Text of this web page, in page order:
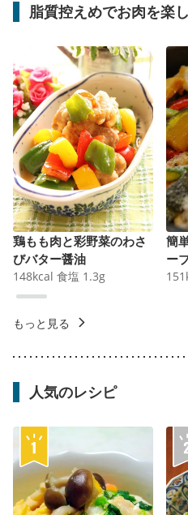
脂質控えめでお肉を楽
鶏もも肉と彩野菜のわさ
びバター醤油
148kcal 食塩 1.3g
簡
ー
151
もっと見る
人気のレシピ